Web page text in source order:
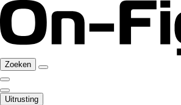
Zoeken
Uitrusting